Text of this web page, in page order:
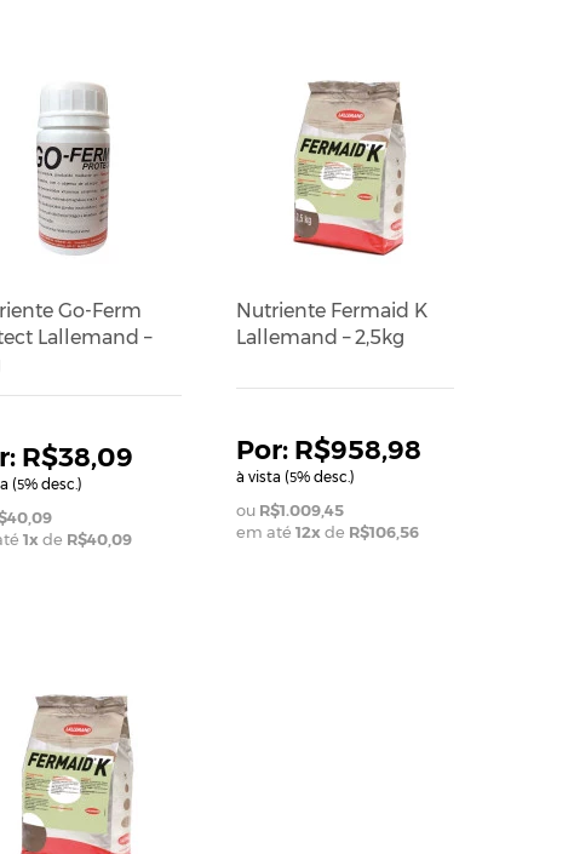
Go-Ferm
Lallemand –
R$38,09
(5% desc.)
1xde R$40,09
Nutriente Fermaid K
Lallemand – 2,5kg
R$958,98
à vista (5% desc.)
R$1.009,45
em até 12xde R$106,56